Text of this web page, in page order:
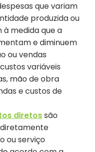
que variam
produzida ou
à medida que a
e diminuem
ou vendas
variáveis
mão de obra
e custos de
diretossão
ou serviço